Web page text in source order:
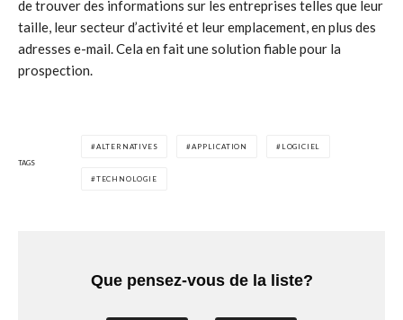
de trouver des informations sur les entreprises telles que leur
taille, leur secteur d’activité et leur emplacement, en plus des
adresses e-mail. Cela en fait une solution fiable pour la
prospection.
TAGS
ALTERNATIVES APPLICATION LOGICIEL
TECHNOLOGIE
Que pensez-vous de la liste?